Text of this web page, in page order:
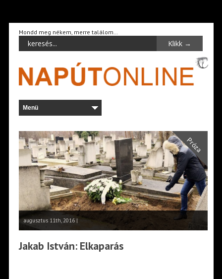
Mondd meg nékem, merre találom…
Próza
augusztus 11th, 2016 |
Jakab István: Elkaparás